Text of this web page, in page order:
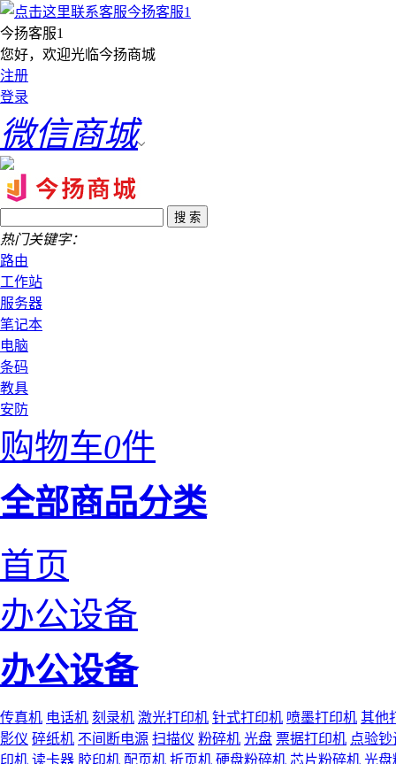
今扬客服1
您好，欢迎光临今扬商城
注册
登录
微信商城
热门关键字：
路由
工作站
服务器
笔记本
电脑
条码
教具
安防
购物车0件
全部商品分类
首页
办公设备
办公设备
传真机 电话机 刻录机 激光打印机 针式打印机 喷墨打印机 其他
影仪 碎纸机 不间断电源 扫描仪 粉碎机 光盘 票据打印机 点验钞
印机 读卡器 胶印机 配页机 折页机 硬盘粉碎机 芯片粉碎机 光盘